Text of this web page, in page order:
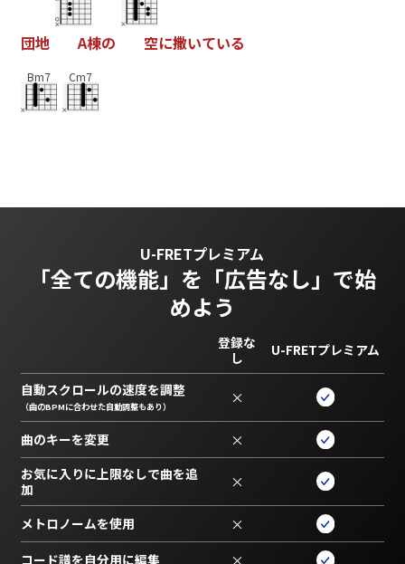
団地 A棟の 空に撒いている
Bm7 Cm7
U-FRETプレミアム
「全ての機能」を 「広告なし」で始
めよう
登録な
し
U-FRETプレミアム
自動スクロールの速度を調整
（曲のBPMに合わせた自動調整もあり） ×
曲のキーを変更 ×
お気に入りに上限なしで曲を追
加
×
メトロノームを使用 ×
コード譜を自分用に編集 ×